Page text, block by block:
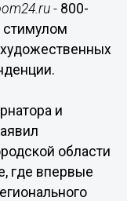
- 800-
стимулом
и
области
где впервые